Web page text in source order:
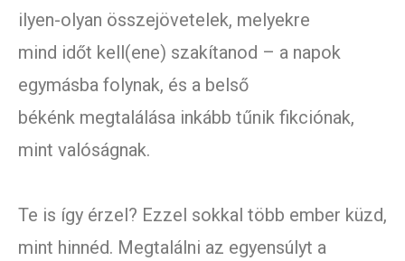
ilyen-olyan összejövetelek, melyekre
mind időt kell(ene) szakítanod – a napok
egymásba folynak, és a belső
békénk megtalálása inkább tűnik fikciónak,
mint valóságnak.
Te is így érzel? Ezzel sokkal több ember küzd,
mint hinnéd. Megtalálni az egyensúlyt a